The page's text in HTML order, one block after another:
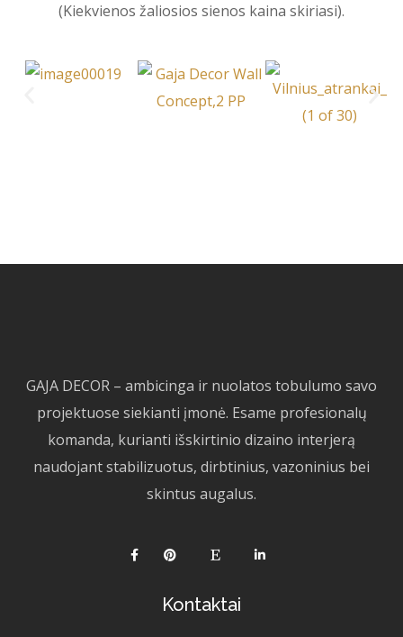
(Kiekvienos žaliosios sienos kaina skiriasi).
GAJA DECOR – ambicinga ir nuolatos tobulumo savo
projektuose siekianti įmonė. Esame profesionalų
komanda, kurianti išskirtinio dizaino interjerą
naudojant stabilizuotus, dirbtinius, vazoninius bei
skintus augalus.
Kontaktai